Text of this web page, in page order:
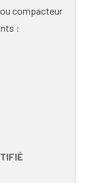
compacteur
: